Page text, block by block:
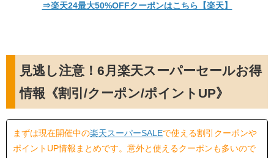
⇒楽天24最大50%OFFクーポンはこちら【楽天】
見逃し注意！6月楽天スーパーセールお得
情報《割引/クーポン/ポイントUP》
まずは現在開催中の楽天スーパーSALEで使える割引クーポンや
ポイントUP情報まとめです。意外と使えるクーポンも多いので